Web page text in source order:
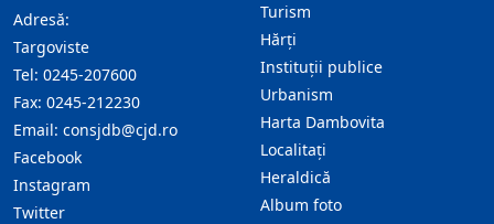
Adresă:
Targoviste
Tel: 0245-207600
Fax: 0245-212230
Email: consjdb@cjd.ro
Facebook
Instagram
Twitter
Turism
Hărţi
Instituţii publice
Urbanism
Harta Dambovita
Localitaţi
Heraldică
Album foto